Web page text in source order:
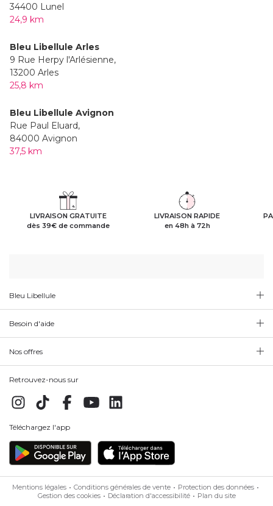
34400 Lunel
24,9 km
Bleu Libellule Arles
9 Rue Herpy l'Arlésienne,
13200 Arles
25,8 km
Bleu Libellule Avignon
Rue Paul Eluard,
84000 Avignon
37,5 km
LIVRAISON GRATUITE
dès 39€ de commande
LIVRAISON RAPIDE
en 48h à 72h
Bleu Libellule
Besoin d'aide
Nos offres
Retrouvez-nous sur
Téléchargez l'app
Mentions légales Conditions générales de vente
Protection des données
Gestion des cookies
Déclaration d'accessibilité Plan du site